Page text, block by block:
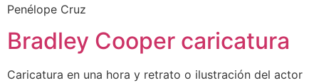
Penélope Cruz
Bradley Cooper caricatura
Caricatura en una hora y retrato o ilustración del actor